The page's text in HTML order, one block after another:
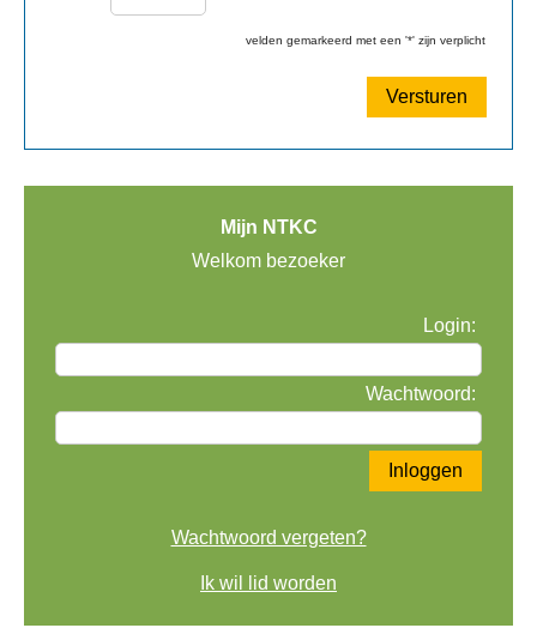
velden gemarkeerd met een '*' zijn verplicht
Mijn NTKC
Welkom bezoeker
Login:
Wachtwoord:
Wachtwoord vergeten?
Ik wil lid worden